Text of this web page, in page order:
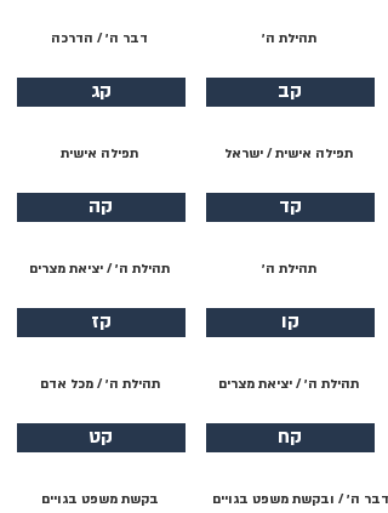
תהילת ה׳
קב
תפילה אישית / ישראל
קד
תהילת ה׳
קו
תהילת ה׳ / יציאת מצרים
קח
דבר ה׳ / ובקשת משפט בגויים
דבר ה׳ / הדרכה
קג
תפילה אישית
קה
תהילת ה׳ / יציאת מצרים
קז
תהילת ה׳ / מכל אדם
קט
בקשת משפט בגויים